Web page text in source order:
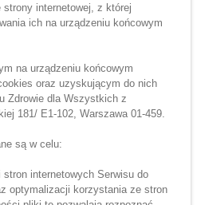
internetowej, z której
ich na urządzeniu końcowym
na urządzeniu końcowym
oraz uzyskującym do nich
Zdrowie dla Wszystkich z
181/ E1-102, Warszawa 01-459.
są w celu:
internetowych Serwisu do
optymalizacji korzystania ze stron